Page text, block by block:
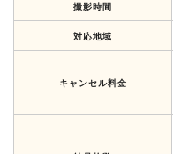
撮影時間
対応地域
キャンセル料金